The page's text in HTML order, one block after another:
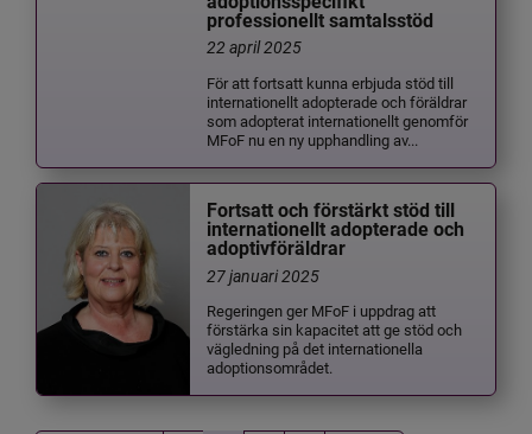
professionellt samtalsstöd
22 april 2025
För att fortsatt kunna erbjuda stöd till
internationellt adopterade och föräldrar
som adopterat internationellt genomför
MFoF nu en ny upphandling av...
Fortsatt och förstärkt stöd till
internationellt adopterade och
adoptivföräldrar
27 januari 2025
Regeringen ger MFoF i uppdrag att
förstärka sin kapacitet att ge stöd och
vägledning på det internationella
adoptionsområdet.